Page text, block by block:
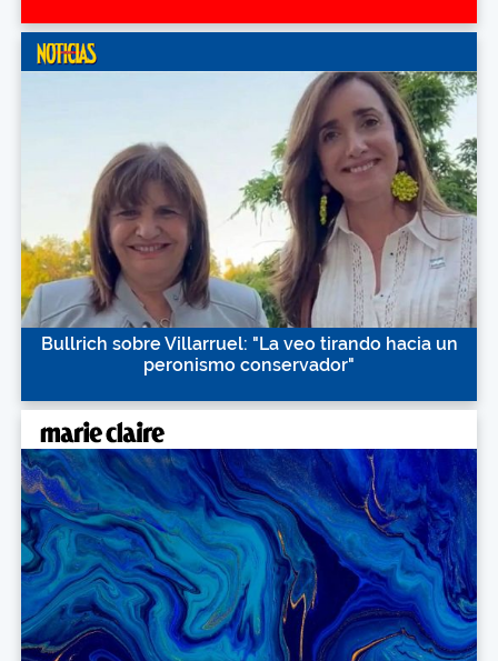
Bullrich sobre Villarruel: "La veo tirando hacia un
peronismo conservador"